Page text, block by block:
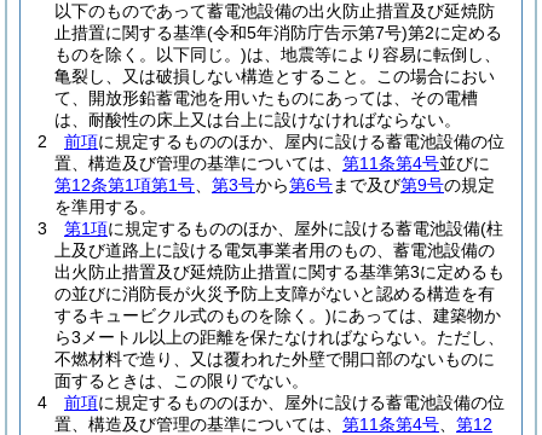
以下のものであって蓄電池設備の出火防止措置及び延焼防
止措置に関する基準(令和5年消防庁告示第7号)第2に定める
ものを除く。以下同じ。)は、地震等により容易に転倒し、
亀裂し、又は破損しない構造とすること。
この場合におい
て、開放形鉛蓄電池を用いたものにあっては、その電槽
は、耐酸性の床上又は台上に設けなければならない。
2
前項に規定するもののほか、屋内に設ける蓄電池設備の位
置、構造及び管理の基準については、 第11条第4号並びに
第12条第1項第1号
第3号から第6号まで及び第9号の規定
を準用する。
3
第1項に規定するもののほか、屋外に設ける蓄電池設備(柱
上及び道路上に設ける電気事業者用のもの、蓄電池設備の
出火防止措置及び延焼防止措置に関する基準第3に定めるも
の並びに消防長が火災予防上支障がないと認める構造を有
するキュービクル式のものを除く。)にあっては、建築物か
ら3メートル以上の距離を保たなければならない。 ただし、
不燃材料で造り、又は覆われた外壁で開口部のないものに
面するときは、この限りでない。
4
前項に規定するもののほか、屋外に設ける蓄電池設備の位
置、構造及び管理の基準については、 第11条第4号
第12